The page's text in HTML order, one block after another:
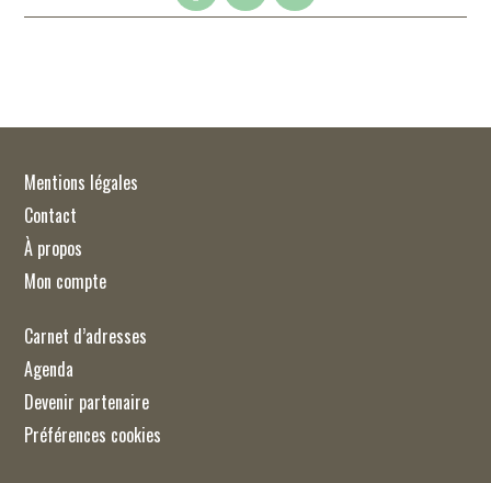
Mentions légales
Contact
À propos
Mon compte
Carnet d’adresses
Agenda
Devenir partenaire
Préférences cookies